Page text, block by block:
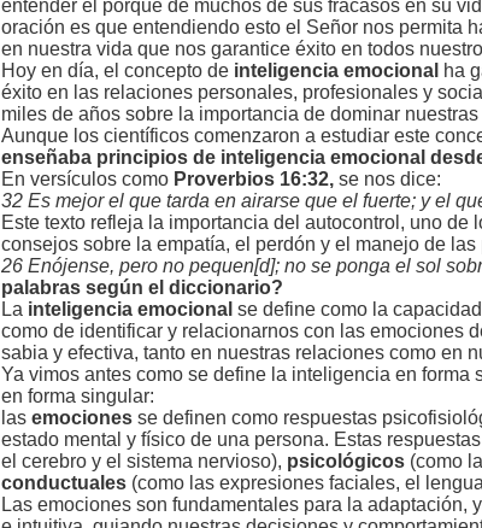
entender el porqué de muchos de sus fracasos en su
oración es que entendiendo esto el Señor nos permita
en nuestra vida que nos garantice éxito en todos
Hoy en día, el concepto de inteligencia emocional ha
éxito en las relaciones personales, profesionales y
miles de años sobre la importancia de dominar
Aunque los científicos comenzaron a estudiar este
enseñaba principios de inteligencia emocional
En versículos como Proverbios 16:32, se nos dice:
32 Es mejor el que tarda en airarse que el fuerte; y el
Este texto refleja la importancia del autocontrol, uno
consejos sobre la empatía, el perdón y el manejo de
26 Enójense, pero no pequen[d]; no se ponga el sol
palabras según el diccionario?
La inteligencia emocional se define como la
como de identificar y relacionarnos con las emociones
sabia y efectiva, tanto en nuestras relaciones como en
Ya vimos antes como se define la inteligencia en
en forma singular:
las emociones se definen como respuestas
estado mental y físico de una persona. Estas
el cerebro y el sistema nervioso), psicológicos (como
conductuales (como las expresiones faciales, el
Las emociones son fundamentales para la